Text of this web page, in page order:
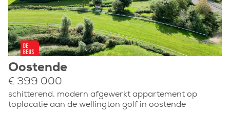
Oostende
€ 399 000
schitterend, modern afgewerkt appartement op
toplocatie aan de wellington golf in oostende